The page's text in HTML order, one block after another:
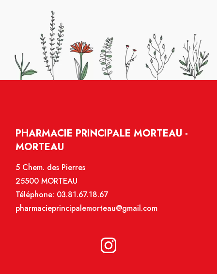
PHARMACIE PRINCIPALE MORTEAU -
MORTEAU
5 Chem. des Pierres
25500 MORTEAU
Téléphone: 03.81.67.18.67
pharmacieprincipalemorteau@gmail.com